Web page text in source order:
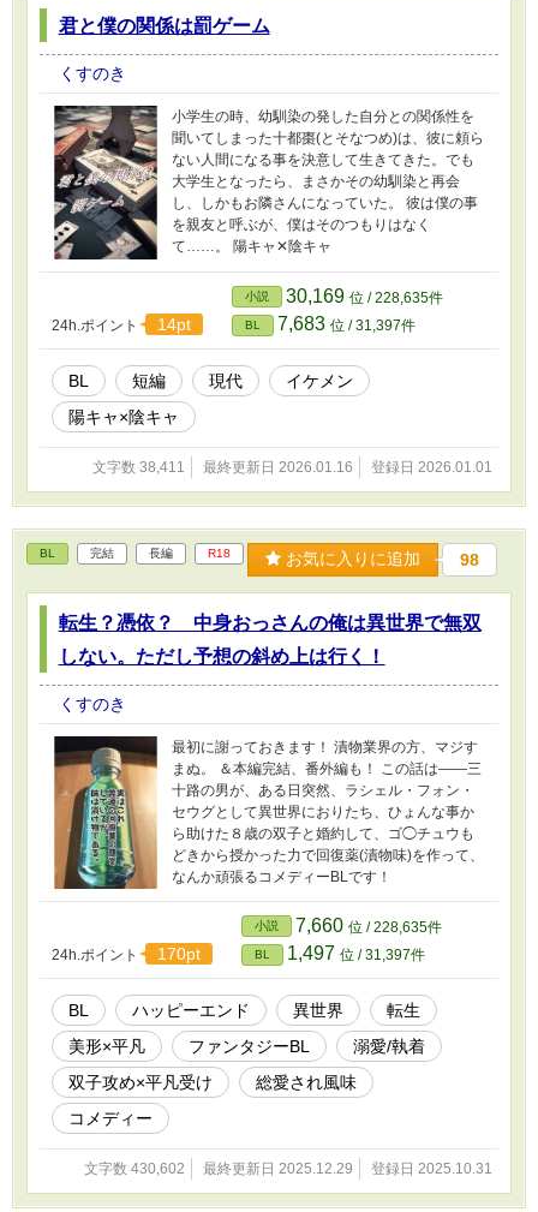
君と僕の関係は罰ゲーム
くすのき
小学生の時、幼馴染の発した自分との関係性を
聞いてしまった十都棗(とそなつめ)は、彼に頼ら
ない人間になる事を決意して生きてきた。でも
大学生となったら、まさかその幼馴染と再会
し、しかもお隣さんになっていた。 彼は僕の事
を親友と呼ぶが、僕はそのつもりはなく
て……。 陽キャ✕陰キャ
24h.ポイント 14pt
小説 30,169 位 / 228,635件
BL 7,683 位 / 31,397件
BL 短編 現代
イケメン
陽キャ×陰キャ
文字数 38,411 最終更新日 2026.01.16 登録日 2026.01.01
BL 完結 長編 R18 お気に入りに追加 98
転生？憑依？ 中身おっさんの俺は異世界で無双
しない。ただし予想の斜め上は行く！
くすのき
最初に謝っておきます！ 漬物業界の方、マジす
まぬ。 ＆本編完結、番外編も！ この話は――三
十路の男が、ある日突然、ラシェル・フォン・
セウグとして異世界におりたち、ひょんな事か
ら助けた８歳の双子と婚約して、ゴ◯チュウも
どきから授かった力で回復薬(漬物味)を作って、
なんか頑張るコメディーBLです！
24h.ポイント 170pt
小説 7,660 位 / 228,635件
BL 1,497 位 / 31,397件
BL ハッピーエンド 異世界
転生
美形×平凡
ファンタジーBL
溺愛/執着
双子攻め×平凡受け
総愛され風味
コメディー
文字数 430,602 最終更新日 2025.12.29 登録日 2025.10.31